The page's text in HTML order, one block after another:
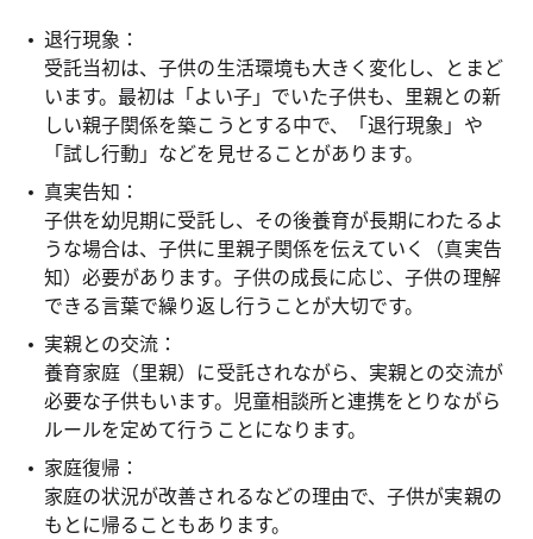
退行現象：
受託当初は、子供の生活環境も大きく変化し、とまど
います。最初は「よい子」でいた子供も、里親との新
しい親子関係を築こうとする中で、「退行現象」や
「試し行動」などを見せることがあります。
真実告知：
子供を幼児期に受託し、その後養育が長期にわたるよ
うな場合は、子供に里親子関係を伝えていく（真実告
知）必要があります。子供の成長に応じ、子供の理解
できる言葉で繰り返し行うことが大切です。
実親との交流：
養育家庭（里親）に受託されながら、実親との交流が
必要な子供もいます。児童相談所と連携をとりながら
ルールを定めて行うことになります。
家庭復帰：
家庭の状況が改善されるなどの理由で、子供が実親の
もとに帰ることもあります。